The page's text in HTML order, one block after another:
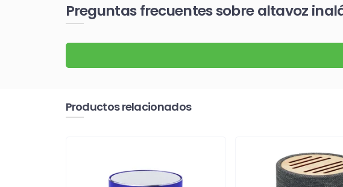
Preguntas frecuentes sobre altavoz
Productos relacionados